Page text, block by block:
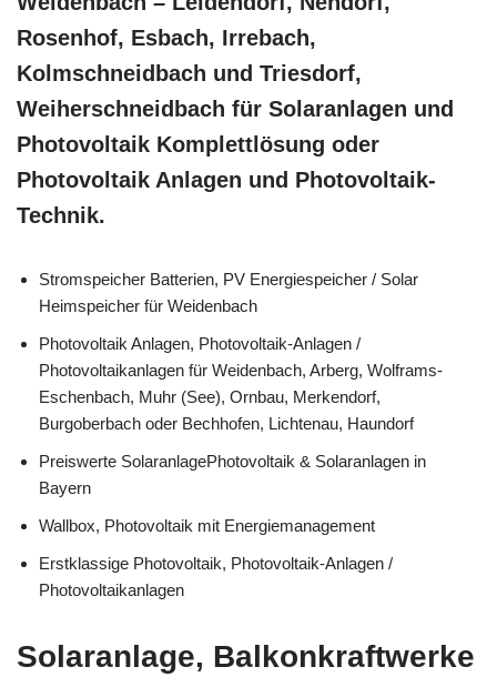
Rosenhof, Esbach, Irrebach,
Kolmschneidbach und Triesdorf,
Weiherschneidbach für Solaranlagen und
Photovoltaik Komplettlösung oder
Photovoltaik Anlagen und Photovoltaik-
Technik.
Stromspeicher Batterien, PV Energiespeicher / Solar
Heimspeicher für Weidenbach
Photovoltaik Anlagen, Photovoltaik-Anlagen /
Photovoltaikanlagen für Weidenbach, Arberg, Wolframs-
Eschenbach, Muhr (See), Ornbau, Merkendorf,
Burgoberbach oder Bechhofen, Lichtenau, Haundorf
Preiswerte SolaranlagePhotovoltaik & Solaranlagen in
Bayern
Wallbox, Photovoltaik mit Energiemanagement
Erstklassige Photovoltaik, Photovoltaik-Anlagen /
Photovoltaikanlagen
Solaranlage, Balkonkraftwerke